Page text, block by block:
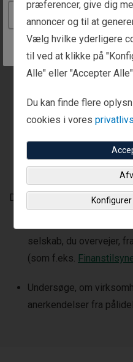
Continue to
markedscyklusser?
Du kan eventuelt også:
selskab, du overvejer,
(som f.eks.
Undersøge, om
anerkendelser fra
præferencer, give dig
annoncer og til at
Vælg hvilke yderligere
til ved at klikke på
Alle" eller "Accepter
Du kan finde flere
cookies i vores